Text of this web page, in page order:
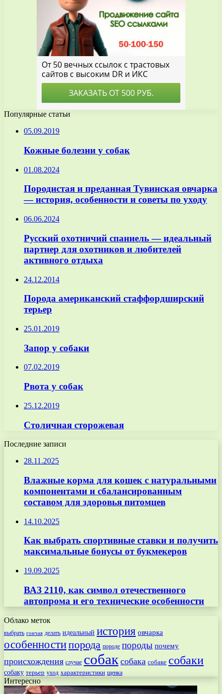
Популярные статьи
05.09.2019
Кожные болезни у собак
01.08.2024
Породистая и преданная Тувинская овчарка
— история, особенности и советы по уходу
06.06.2024
Русский охотничий спаниель — идеальный
партнер для охотников и любителей
активного отдыха
24.12.2014
Порода американский стаффордширский
терьер
25.01.2019
Запор у собаки
07.02.2019
Рвота у собак
25.12.2019
Столичная сторожевая
Последние записи
28.11.2025
Влажные корма для кошек с натуральными
компонентами и сбалансированным
составом для здоровья питомцев
14.10.2025
Как выбрать спортивные ставки и получить
максимальные бонусы от букмекеров
19.09.2025
ВАЗ 2110, как символ отечественного
автопрома и его технические особенности
Облако меток
выбрать гончая делать идеальный история овчарка
особенностипорода породе породы почему
происхождения случае собак собака собаке собаки
собаку терьер уход характеристики щенка
Интересно